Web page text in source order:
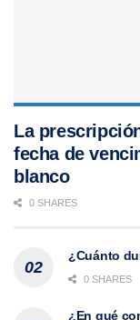
La
fecha de
blanco
0 SHARES
¿Cuánto
0 SHARES
¿En qué